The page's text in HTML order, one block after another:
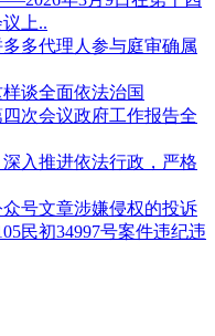
上..
多代理人参与庭审确属
谈全面依法治国
次会议政府工作报告全
入推进依法行政，严格
号文章涉嫌侵权的投诉
民初34997号案件违纪违